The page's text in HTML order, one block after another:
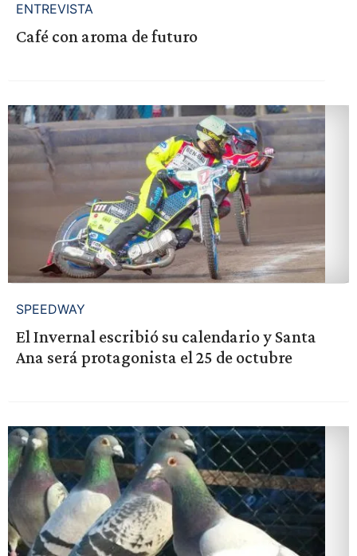
ENTREVISTA
Café con aroma de futuro
SPEEDWAY
El Invernal escribió su calendario y Santa
Ana será protagonista el 25 de octubre